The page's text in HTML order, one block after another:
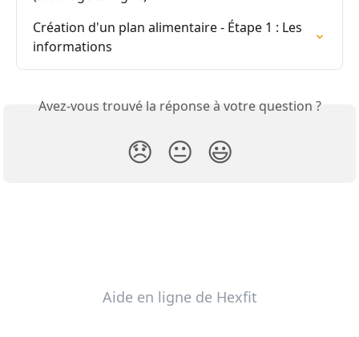
Création d'un plan alimentaire - Étape 1 : Les
informations
Avez-vous trouvé la réponse à votre question ?
😞 😐 😃
Aide en ligne de Hexfit